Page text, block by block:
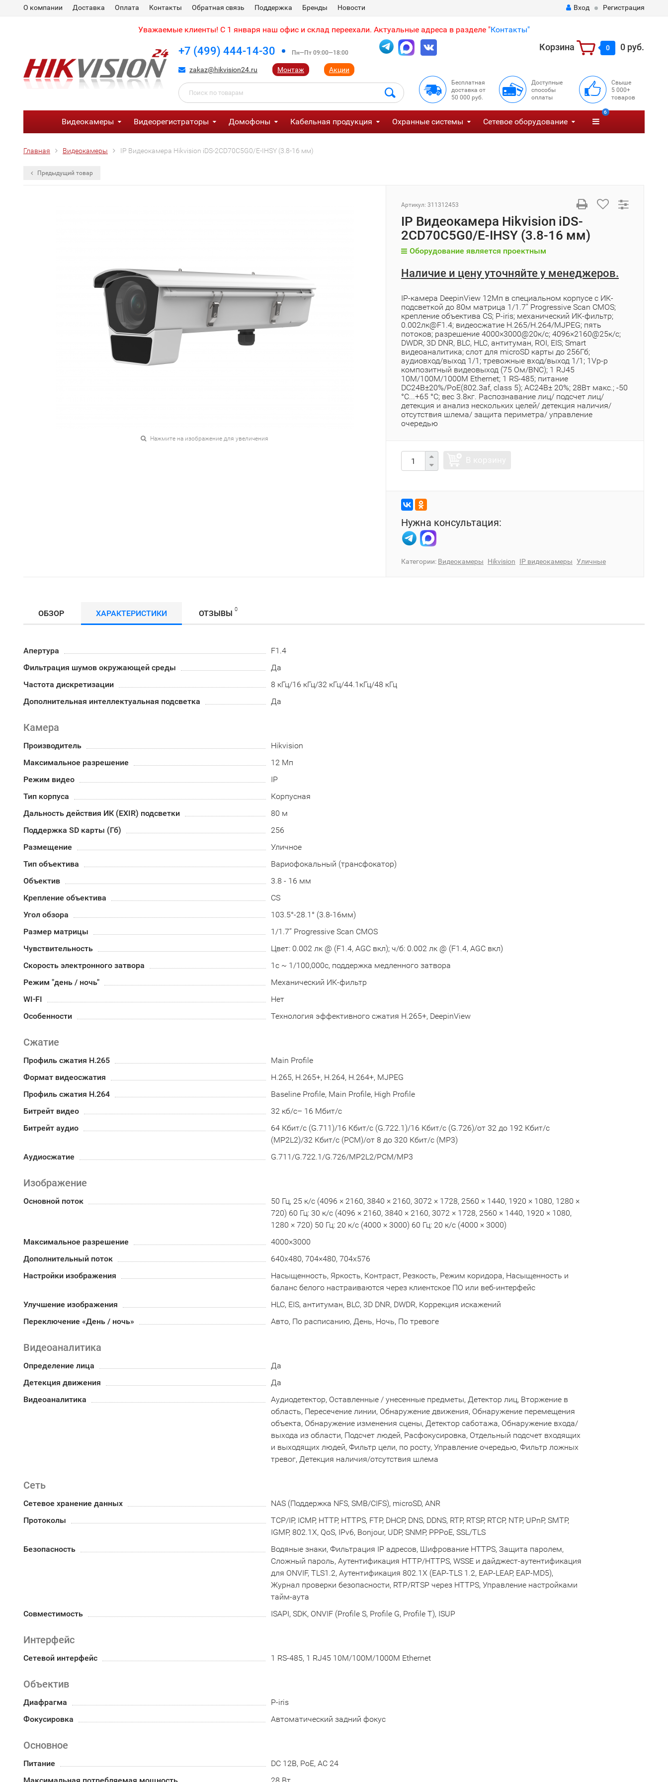
О компании Доставка Оплата Контакты Обратная связь Поддержка Бренды Новости Вход Регистрация
Уважаемые клиенты! С 1 января наш офис и склад переехали. Актуальные адреса в разделе "Контакты"
+7 (499) 444-14-30 Пн—Пт 09:00—18:00
zakaz@hikvision24.ru Монтаж Акции
Корзина 0 0 руб.
Бесплатная
доставка от
50 000 руб.
Доступные
способы
оплаты
Свыше
5 000+
товаров
Видеокамеры Видеорегистраторы Домофоны Кабельная продукция Охранные системы Сетевое оборудование
6
Главная Видеокамеры IP Видеокамера Hikvision iDS-2CD70C5G0/E-IHSY (3.8-16 мм)
Предыдущий товар
Нажмите на изображение для увеличения
Артикул: 311312453
IP Видеокамера Hikvision iDS-
2CD70C5G0/E-IHSY (3.8-16 мм)
Оборудование является проектным
Наличие и цену уточняйте у менеджеров.
IP-камера DeepinView 12Мп в специальном корпусе с ИК-
подсветкой до 80м матрица 1/1.7’’ Progressive Scan CMOS;
крепление объектива CS; P-iris; механический ИК-фильтр;
0.002лк@F1.4; видеосжатие H.265/H.264/MJPEG; пять
потоков; разрешение 4000×3000@20к/с; 4096×2160@25к/с;
DWDR, 3D DNR, BLC, HLC, антитуман, ROI, EIS; Smart
видеоаналитика; слот для microSD карты до 256Гб;
аудиовход/выход 1/1; тревожные вход/выход 1/1; 1Vp-p
композитный видеовыход (75 Ом/BNC); 1 RJ45
10M/100M/1000M Ethernet; 1 RS-485; питание
DC24В±20%/PoE(802.3af, class 5); AC24В± 20%; 28Вт макс.; -50
°C...+65 °C; вес 3.8кг. Распознавание лиц/ подсчет лиц/
детекция и анализ нескольких целей/ детекция наличия/
отсутствия шлема/ защита периметра/ yправление
очередью
Нужна консультация:
Категории: Видеокамеры Hikvision IP видеокамеры Уличные
ОБЗОР ХАРАКТЕРИСТИКИ ОТЗЫВЫ 0
Апертура
F1.4
Фильтрация шумов окружающей среды
Да
Частота дискретизации
8 кГц/16 кГц/32 кГц/44.1кГц/48 кГц
Дополнительная интеллектуальная подсветка
Да
Камера
Производитель
Hikvision
Максимальное разрешение
12 Мп
Режим видео
IP
Тип корпуса
Корпусная
Дальность действия ИК (EXIR) подсветки
80 м
Поддержка SD карты (Гб)
256
Размещение
Уличное
Тип объектива
Вариофокальный (трансфокатор)
Объектив
3.8 - 16 мм
Крепление объектива
CS
Угол обзора
103.5°-28.1° (3.8-16мм)
Размер матрицы
1/1.7’’ Progressive Scan CMOS
Чувствительность
Цвет: 0.002 лк @ (F1.4, AGC вкл); ч/б: 0.002 лк @ (F1.4, AGC вкл)
Скорость электронного затвора
1с ~ 1/100,000с, поддержка медленного затвора
Режим "день / ночь"
Механический ИК-фильтр
WI-FI
Нет
Особенности
Технология эффективного сжатия H.265+, DeepinView
Сжатие
Профиль сжатия H.265
Main Profile
Формат видеосжатия
H.265, H.265+, H.264, H.264+, MJPEG
Профиль сжатия H.264
Baseline Profile, Main Profile, High Profile
Битрейт видео
32 кб/с– 16 Мбит/с
Битрейт аудио
64 Кбит/с (G.711)/16 Кбит/с (G.722.1)/16 Кбит/с (G.726)/от 32 до 192 Кбит/с
(MP2L2)/32 Кбит/с (PCM)/от 8 до 320 Кбит/с (MP3)
Аудиосжатие
G.711/G.722.1/G.726/MP2L2/PCM/MP3
Изображение
Основной поток
50 Гц, 25 к/с (4096 × 2160, 3840 × 2160, 3072 × 1728, 2560 × 1440, 1920 × 1080, 1280 ×
720) 60 Гц: 30 к/с (4096 × 2160, 3840 × 2160, 3072 × 1728, 2560 × 1440, 1920 × 1080,
1280 × 720) 50 Гц: 20 к/с (4000 × 3000) 60 Гц: 20 к/с (4000 × 3000)
Максимальное разрешение
4000×3000
Дополнительный поток
640x480, 704×480, 704x576
Настройки изображения
Насыщенность, Яркость, Контраст, Резкость, Режим коридора, Насыщенность и
баланс белого настраиваются через клиентское ПО или веб-интерфейс
Улучшение изображения
HLC, EIS, антитуман, BLC, 3D DNR, DWDR, Коррекция искажений
Переключение «День / ночь»
Авто, По расписанию, День, Ночь, По тревоге
Видеоаналитика
Определение лица
Да
Детекция движения
Да
Видеоаналитика
Аудиодетектор, Оставленные / унесенные предметы, Детектор лиц, Вторжение в
область, Пересечение линии, Обнаружение движения, Обнаружение перемещения
объекта, Обнаружение изменения сцены, Детектор саботажа, Обнаружение входа/
выхода из области, Подсчет людей, Расфокусировка, Отдельный подсчет входящих
и выходящих людей, Фильтр цели, по росту, Управление очередью, Фильтр ложных
тревог, Детекция наличия/отсутствия шлема
Сеть
Сетевое хранение данных
NAS (Поддержка NFS, SMB/CIFS), microSD, ANR
Протоколы
TCP/IP, ICMP, HTTP, HTTPS, FTP, DHCP, DNS, DDNS, RTP, RTSP, RTCP, NTP, UPnP, SMTP,
IGMP, 802.1X, QoS, IPv6, Bonjour, UDP, SNMP, PPPoE, SSL/TLS
Безопасность
Водяные знаки, Фильтрация IP адресов, Шифрование HTTPS, Защита паролем,
Сложный пароль, Аутентификация HTTP/HTTPS, WSSE и дайджест-аутентификация
для ONVIF, TLS1.2, Аутентификация 802.1X (EAP-TLS 1.2, EAP-LEAP, EAP-MD5),
Журнал проверки безопасности, RTP/RTSP через HTTPS, Управление настройками
тайм-аута
Совместимость
ISAPI, SDK, ONVIF (Profile S, Profile G, Profile T), ISUP
Интерфейс
Сетевой интерфейс 1 RS-485, 1 RJ45 10M/100M/1000M Ethernet
Объектив
Диафрагма
P-iris
Фокусировка
Автоматический задний фокус
Основное
Питание
DC 12В, PoE, AC 24